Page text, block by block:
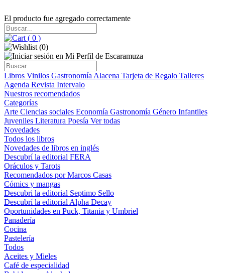
El producto fue agregado correctamente
( 0 )
(0)
Libros Vinilos Gastronomía Alacena Tarjeta de Regalo Talleres
Agenda Revista Intervalo
Nuestros recomendados
Categorías
Arte Ciencias sociales Economía Gastronomía Género Infantiles
Juveniles Literatura Poesía Ver todas
Novedades
Todos los libros
Novedades de libros en inglés
Descubrí la editorial FERA
Oráculos y Tarots
Recomendados por Marcos Casas
Cómics y mangas
Descubri la editorial Septimo Sello
Descubrí la editorial Alpha Decay
Oportunidades en Puck, Titania y Umbriel
Panadería
Cocina
Pastelería
Todos
Aceites y Mieles
Café de especialidad